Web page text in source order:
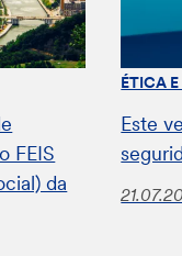
FEIS
da
ÉTICA
Este